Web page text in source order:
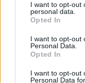
not limited to your
grant or deny
use your data for
consent section.
I want to opt-out
personal data.
Opted In
I want to opt-out
Personal Data.
Opted In
I want to opt-out
Personal Data